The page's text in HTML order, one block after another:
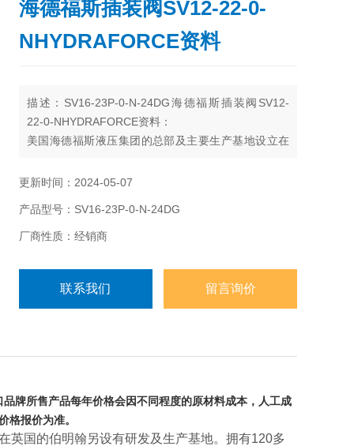
海德福斯插装阀SV12-22-0-
NHYDRAFORCE资料
描述：SV16-23P-0-N-24DG海德福斯插装阀SV12-
22-0-NHYDRAFORCE资料：
美国海德福斯液压集团的总部及主要生产基地设立在
地。拥有120多个*经销商。作为行业*的跨国公司，通
在农用/草场机械,工程建设/道路机械，注塑机及废物
处理等移动机械设备和工业制造行业。
更新时间：2024-05-07
产品型号：SV16-23P-0-N-24DG
厂商性质：经销商
联系我们 留言询价
牌所售产品每年价格会因不同程度的原材料成本，人工成
格报价为准。
英国的伯明翰另设有研发及生产基地。拥有120多